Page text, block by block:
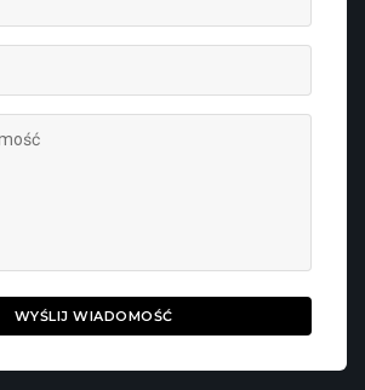
WYŚLIJ WIADOMOŚĆ